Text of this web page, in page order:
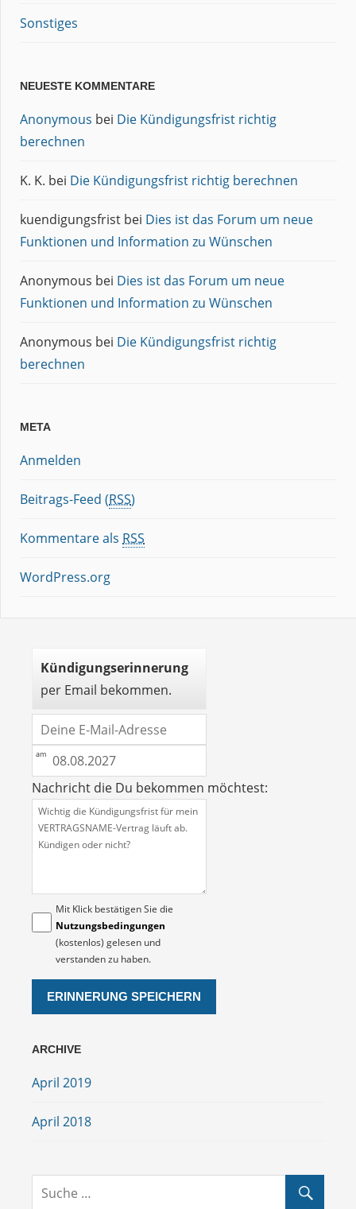
Sonstiges
NEUESTE KOMMENTARE
Anonymous bei Die Kündigungsfrist richtig
berechnen
K. K. bei Die Kündigungsfrist richtig berechnen
kuendigungsfrist bei Dies ist das Forum um neue
Funktionen und Information zu Wünschen
Anonymous bei Dies ist das Forum um neue
Funktionen und Information zu Wünschen
Anonymous bei Die Kündigungsfrist richtig
berechnen
META
Anmelden
Beitrags-Feed (RSS)
Kommentare als RSS
WordPress.org
Kündigungserinnerung
per Email bekommen.
Nachricht die Du bekommen möchtest:
Mit Klick bestätigen Sie die
Nutzungsbedingungen
(kostenlos) gelesen und
verstanden zu haben.
ARCHIVE
April 2019
April 2018